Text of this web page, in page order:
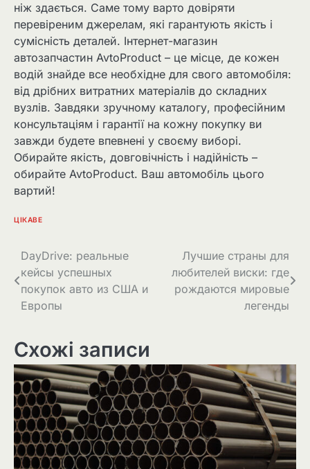
ніж здається. Саме тому варто довіряти
перевіреним джерелам, які гарантують якість і
сумісність деталей. Інтернет-магазин
автозапчастин AvtoProduct – це місце, де кожен
водій знайде все необхідне для свого автомобіля:
від дрібних витратних матеріалів до складних
вузлів. Завдяки зручному каталогу, професійним
консультаціям і гарантії на кожну покупку ви
завжди будете впевнені у своєму виборі.
Обирайте якість, довговічність і надійність –
обирайте AvtoProduct. Ваш автомобіль цього
вартий!
ЦІКАВЕ
Навігація
записів
DayDrive: реальные
кейсы успешных
покупок авто из США и
Европы
Лучшие страны для
любителей виски: где
рождаются мировые
легенды
Схожі записи